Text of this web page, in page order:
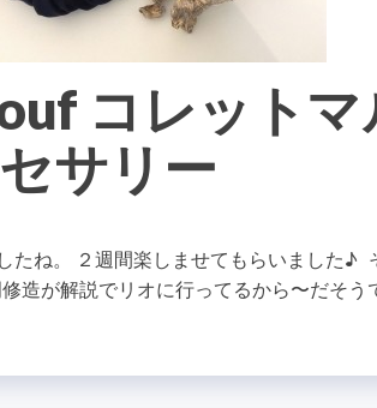
コレットマ
サリー
たね。 ２週間楽しませてもらいました♪
造が解説でリオに行ってるから〜だそ